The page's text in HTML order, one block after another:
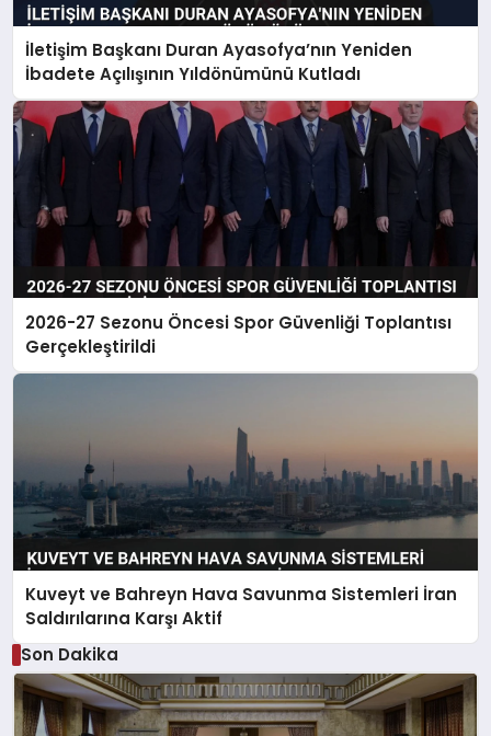
İletişim Başkanı Duran Ayasofya’nın Yeniden
İbadete Açılışının Yıldönümünü Kutladı
2026-27 Sezonu Öncesi Spor Güvenliği Toplantısı
Gerçekleştirildi
Kuveyt ve Bahreyn Hava Savunma Sistemleri İran
Saldırılarına Karşı Aktif
Son Dakika